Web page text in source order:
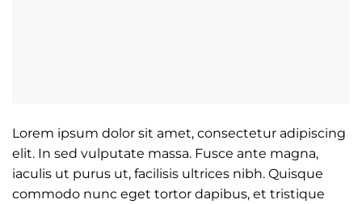
Lorem ipsum dolor sit amet, consectetur adipiscing
elit. In sed vulputate massa. Fusce ante magna,
iaculis ut purus ut, facilisis ultrices nibh. Quisque
commodo nunc eget tortor dapibus, et tristique